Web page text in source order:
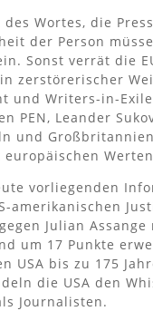
des Wortes, die
der Person
Sonst verrät die
zerstörerischer
und Writers-in-
PEN, Leander
und
vorliegenden
amerikanischen
Julian Assange
um 17 Punkte
USA bis zu 175
die USA den
Journalisten.